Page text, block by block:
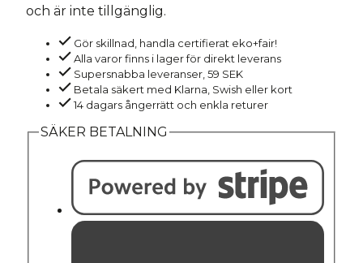
och är inte tillgänglig.
Gör skillnad, handla certifierat eko+fair!
Alla varor finns i lager för direkt leverans
Supersnabba leveranser, 59 SEK
Betala säkert med Klarna, Swish eller kort
14 dagars ångerrätt och enkla returer
SÄKER BETALNING